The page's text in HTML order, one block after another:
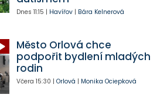
Dnes 11:15 | Havířov| Bára Kelnerová
Město Orlová chce
podpořit bydlení mladých
rodin
Včera 15:30 | Orlová | Monika Ociepková